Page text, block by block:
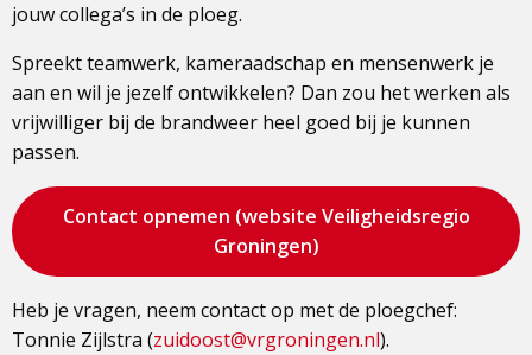
jouw collega’s in de ploeg.
Spreekt teamwerk, kameraadschap en mensenwerk je
aan en wil je jezelf ontwikkelen? Dan zou het werken als
vrijwilliger bij de brandweer heel goed bij je kunnen
passen.
Bezoek
pagina
Contact opnemen (website Veiligheidsregio
Groningen)
Heb je vragen, neem contact op met de ploegchef:
Tonnie Zijlstra (zuidoost@vrgroningen.nl).